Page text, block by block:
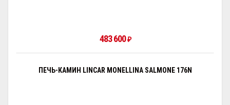
483 600₽
ПЕЧЬ-КАМИН LINCAR MONELLINA SALMONE 176N